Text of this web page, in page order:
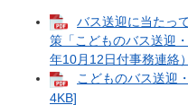
バス送迎に当たっ
策「こどものバス送迎
年10月12日付事務連絡
こどものバス送迎
4KB]